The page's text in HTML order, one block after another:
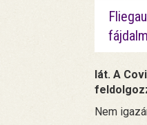
lát. A
Nem